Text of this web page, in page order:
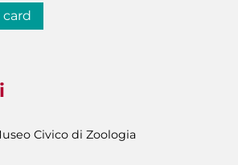
card
Civico di Zoologia